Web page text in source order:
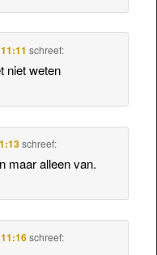
schreef:
weten
schreef:
maar alleen van.
schreef: